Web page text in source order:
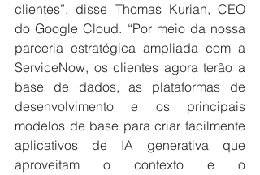
clientes”, disse Thomas Kurian, CEO
do Google Cloud. “Por meio da nossa
parceria estratégica ampliada com a
ServiceNow, os clientes agora terão a
base de dados, as plataformas de
desenvolvimento e os principais
modelos de base para criar facilmente
aplicativos de IA generativa que
aproveitam o contexto e o